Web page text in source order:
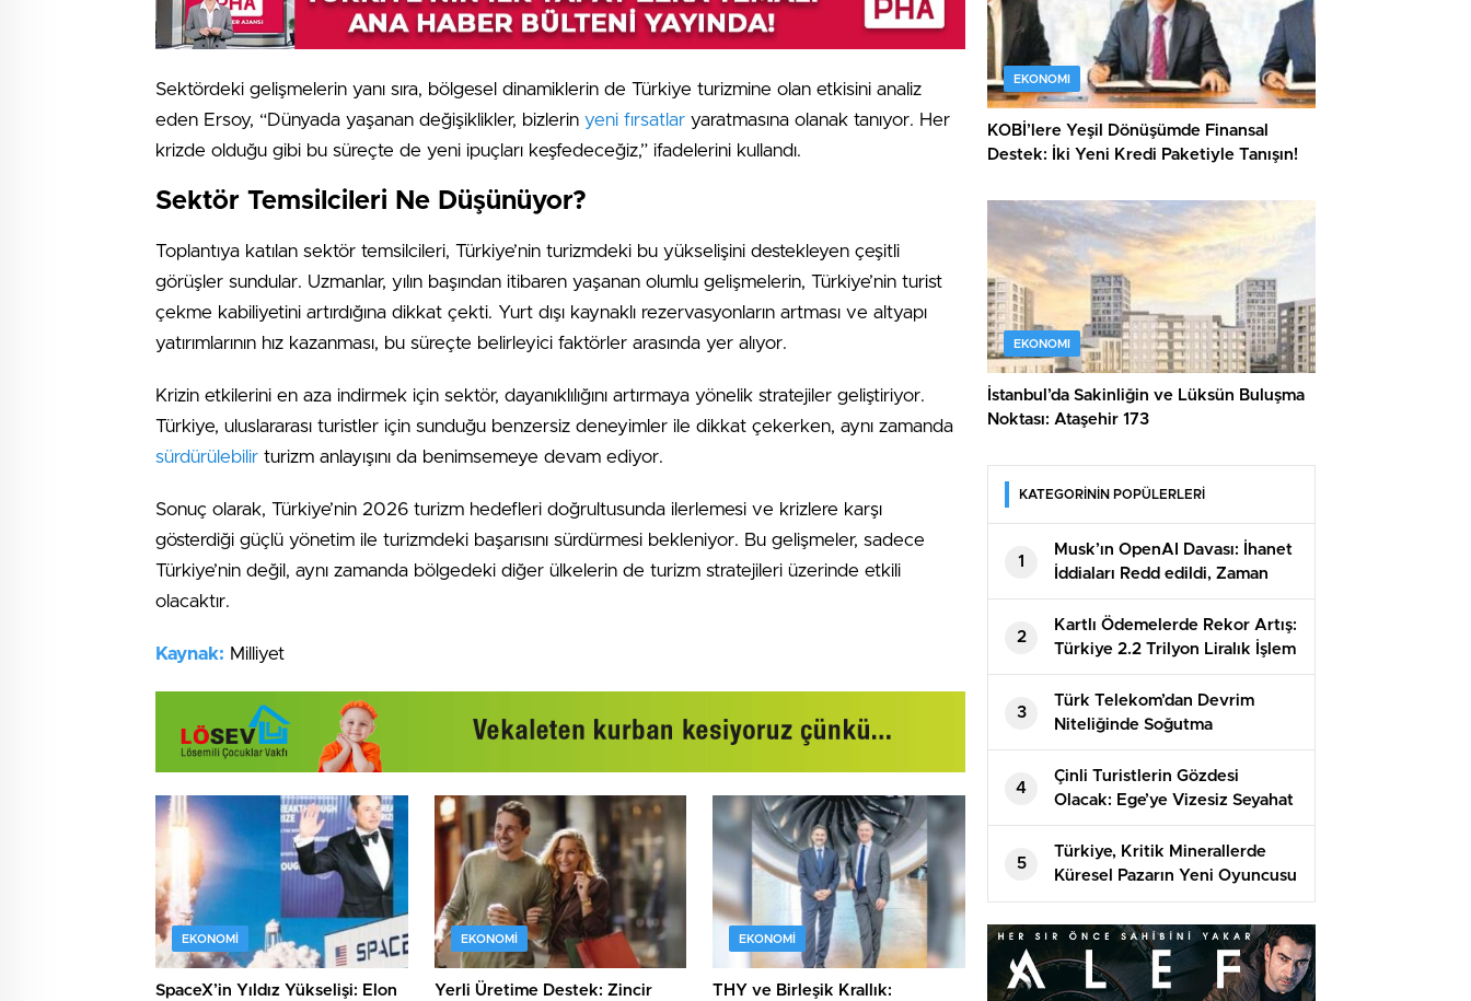
Sektördeki gelişmelerin yanı sıra, bölgesel dinamiklerin de Türkiye turizmine olan etkisini analiz
eden Ersoy, “Dünyada yaşanan değişiklikler, bizlerin yeni fırsatlar yaratmasına olanak tanıyor. Her
krizde olduğu gibi bu süreçte de yeni ipuçları keşfedeceğiz,” ifadelerini kullandı.
Sektör Temsilcileri Ne Düşünüyor?
Toplantıya katılan sektör temsilcileri, Türkiye’nin turizmdeki bu yükselişini destekleyen çeşitli
görüşler sundular. Uzmanlar, yılın başından itibaren yaşanan olumlu gelişmelerin, Türkiye’nin turist
çekme kabiliyetini artırdığına dikkat çekti. Yurt dışı kaynaklı rezervasyonların artması ve altyapı
yatırımlarının hız kazanması, bu süreçte belirleyici faktörler arasında yer alıyor.
Krizin etkilerini en aza indirmek için sektör, dayanıklılığını artırmaya yönelik stratejiler geliştiriyor.
Türkiye, uluslararası turistler için sunduğu benzersiz deneyimler ile dikkat çekerken, aynı zamanda
sürdürülebilir turizm anlayışını da benimsemeye devam ediyor.
Sonuç olarak, Türkiye’nin 2026 turizm hedefleri doğrultusunda ilerlemesi ve krizlere karşı
gösterdiği güçlü yönetim ile turizmdeki başarısını sürdürmesi bekleniyor. Bu gelişmeler, sadece
Türkiye’nin değil, aynı zamanda bölgedeki diğer ülkelerin de turizm stratejileri üzerinde etkili
olacaktır.
Kaynak: Milliyet
EKONOMI
SpaceX’in Yıldız Yükselişi: Elon
EKONOMI
Yerli Üretime Destek: Zincir
EKONOMI
THY ve Birleşik Krallık:
EKONOMI
KOBİ’lere Yeşil Dönüşümde Finansal
Destek: İki Yeni Kredi Paketiyle Tanışın!
EKONOMI
İstanbul’da Sakinliğin ve Lüksün Buluşma
Noktası: Ataşehir 173
KATEGORİNİN POPÜLERLERİ
1
Musk’ın OpenAI Davası: İhanet
İddiaları Redd edildi, Zaman
Aşımı Sonuç Getirdi
2
Kartlı Ödemelerde Rekor Artış:
Türkiye 2.2 Trilyon Liralık İşlem
Yaptı!
3
Türk Telekom’dan Devrim
Niteliğinde Soğutma
Teknolojisi: Tasarruf Rekorları
4
Çinli Turistlerin Gözdesi
Olacak: Ege’ye Vizesiz Seyahat
Fırsatı!
5
Türkiye, Kritik Minerallerde
Küresel Pazarın Yeni Oyuncusu
Olma Yolunda!